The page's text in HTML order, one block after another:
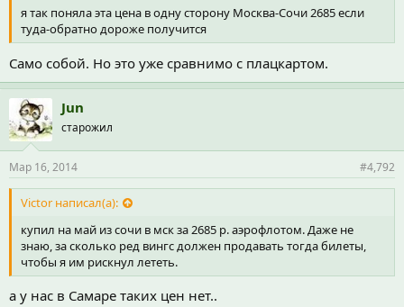
я так поняла эта цена в одну сторону Москва-Сочи 2685 если
туда-обратно дороже получится
Само собой. Но это уже сравнимо с плацкартом.
Jun
старожил
Мар 16, 2014 #4,792
Victor написал(а):
купил на май из сочи в мск за 2685 р. аэрофлотом. Даже не
знаю, за сколько ред вингс должен продавать тогда билеты,
чтобы я им рискнул лететь.
а у нас в Самаре таких цен нет..